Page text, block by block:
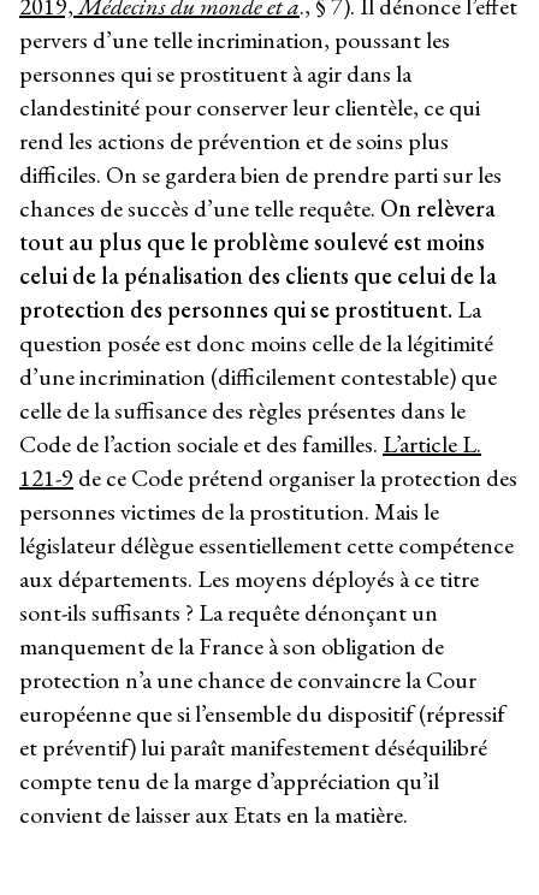
pervers d’une telle incrimination, poussant les
personnes qui se prostituent à agir dans la
clandestinité pour conserver leur clientèle, ce qui
rend les actions de prévention et de soins plus
difficiles. On se gardera bien de prendre parti sur les
chances de succès d’une telle requête. On relèvera
tout au plus que le problème soulevé est moins
celui de la pénalisation des clients que celui de la
protection des personnes qui se prostituent. La
question posée est donc moins celle de la légitimité
d’une incrimination (difficilement contestable) que
celle de la suffisance des règles présentes dans le
Code de l’action sociale et des familles. L’article L.
121-9 de ce Code prétend organiser la protection des
personnes victimes de la prostitution. Mais le
législateur délègue essentiellement cette compétence
aux départements. Les moyens déployés à ce titre
sont-ils suffisants ? La requête dénonçant un
manquement de la France à son obligation de
protection n’a une chance de convaincre la Cour
européenne que si l’ensemble du dispositif (répressif
et préventif) lui paraît manifestement déséquilibré
compte tenu de la marge d’appréciation qu’il
convient de laisser aux Etats en la matière.